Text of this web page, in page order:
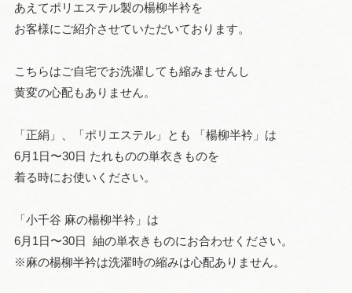
あえてポリエステル製の楊柳半衿を
お客様にご紹介させていただいております。
こちらはご自宅でお洗濯しても縮みませんし
黄変の心配もありません。
「正絹」、「ポリエステル」とも 「楊柳半衿」は
6月1日〜30日 たれものの単衣きものを
着る時にお使いください。
「小千谷 麻の楊柳半衿」は
6月1日〜30日 紬の単衣きものにお合わせください。
※麻の楊柳半衿は洗濯時の縮みは心配ありません。